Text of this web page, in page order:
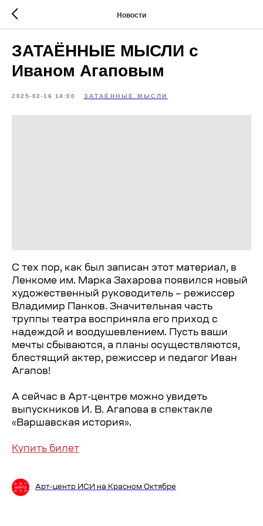
Новости
ЗАТАЁННЫЕ МЫСЛИ с
Иваном Агаповым
2025-02-16 14:00 ЗАТАЁННЫЕ МЫСЛИ
С тех пор, как был записан этот материал, в
Ленкоме им. Марка Захарова появился новый
художественный руководитель – режиссер
Владимир Панков. Значительная часть
труппы театра восприняла его приход с
надеждой и воодушевлением. Пусть ваши
мечты сбываются, а планы осуществляются,
блестящий актер, режиссер и педагог Иван
Агапов!
А сейчас в Арт-центре можно увидеть
выпускников И. В. Агапова в спектакле
«Варшавская история».
Купить билет
Арт-центр ИСИ на Красном Октябре